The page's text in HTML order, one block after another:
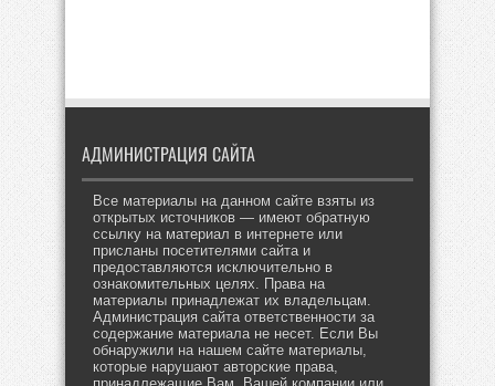
АДМИНИСТРАЦИЯ САЙТА
Все материалы на данном сайте взяты из
открытых источников — имеют обратную
ссылку на материал в интернете или
присланы посетителями сайта и
предоставляются исключительно в
ознакомительных целях. Права на
материалы принадлежат их владельцам.
Администрация сайта ответственности за
содержание материала не несет. Если Вы
обнаружили на нашем сайте материалы,
которые нарушают авторские права,